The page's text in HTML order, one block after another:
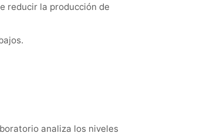
reducir la producción de
analiza los niveles